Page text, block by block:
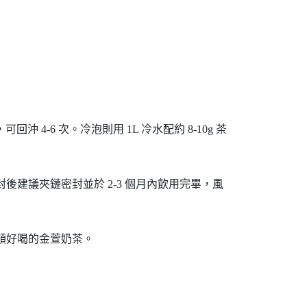
回沖 4-6 次。冷泡則用 1L 冷水配約 8-10g 茶
建議夾鏈密封並於 2-3 個月內飲用完畢，風
喝的金萱奶茶。